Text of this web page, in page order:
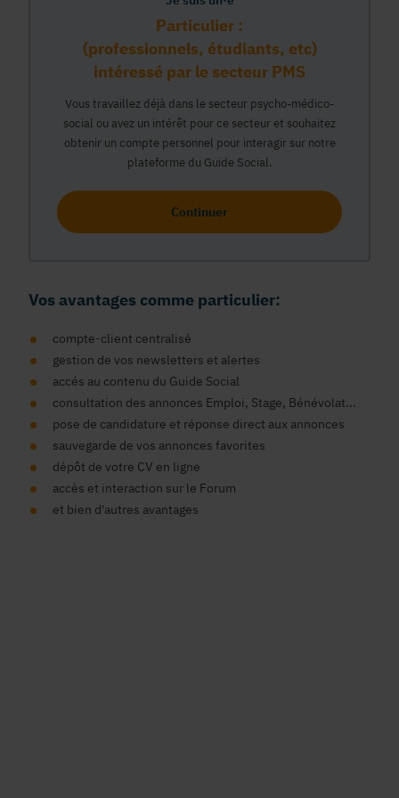
Particulier :
(professionnels, étudiants, etc)
intéressé par le secteur PMS
Vous travaillez déjà dans le secteur psycho-médico-
social ou avez un intérêt pour ce secteur et souhaitez
obtenir un compte personnel pour interagir sur notre
plateforme du Guide Social.
Continuer
Vos avantages comme particulier:
compte-client centralisé
gestion de vos newsletters et alertes
accés au contenu du Guide Social
consultation des annonces Emploi, Stage, Bénévolat...
pose de candidature et réponse direct aux annonces
sauvegarde de vos annonces favorites
dépôt de votre CV en ligne
accès et interaction sur le Forum
et bien d'autres avantages